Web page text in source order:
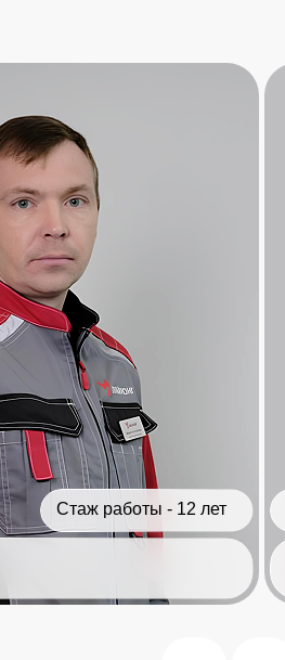
Стаж работы - 12 лет